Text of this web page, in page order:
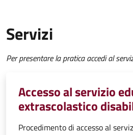
Servizi
Per presentare la pratica accedi al
Accesso al servizio
extrascolastico
Procedimento di accesso al